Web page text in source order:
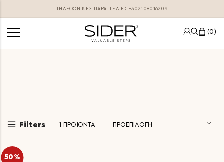
ΤΗΛΕΦΩΝΙΚΕΣ ΠΑΡΑΓΓΕΛΊΕΣ+302108016209
0
Filters 1 ΠΡΟΪΟΝΤΑ
50%